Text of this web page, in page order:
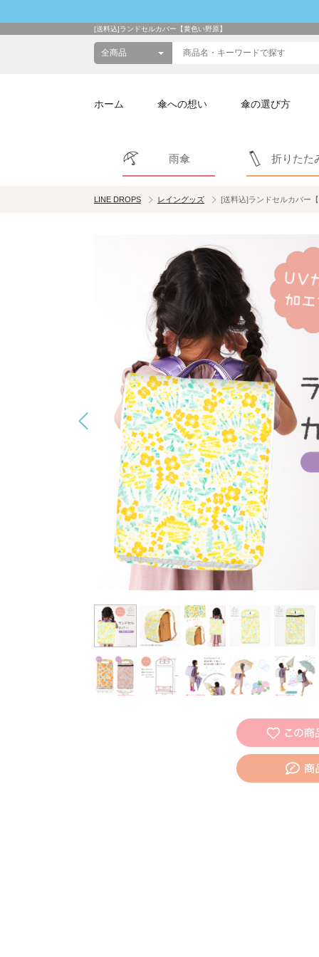
[送料込]ランドセルカバー【黄色い野原】
ホーム 傘への想い 傘の選び方
雨傘 折りたた
LINE DROPS レイングッズ [送料込]ランドセルカバー